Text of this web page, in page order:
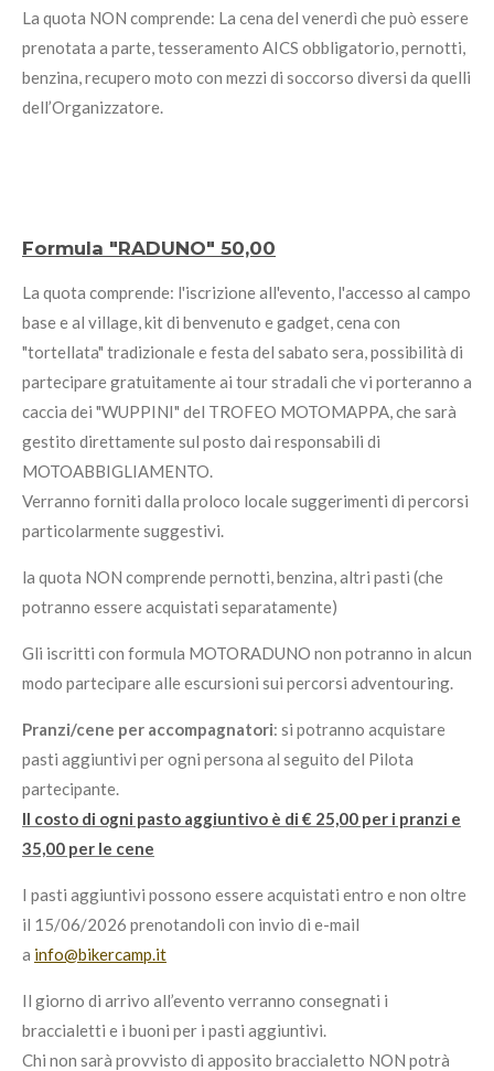
La quota NON comprende: La cena del venerdì che può essere
prenotata a parte, tesseramento AICS obbligatorio, pernotti,
benzina, recupero moto con mezzi di soccorso diversi da quelli
dell’Organizzatore.
Formula "RADUNO" 50,00
La quota comprende: l'iscrizione all'evento, l'accesso al campo
base e al village, kit di benvenuto e gadget, cena con
"tortellata" tradizionale e festa del sabato sera, possibilità di
partecipare gratuitamente ai tour stradali che vi porteranno a
caccia dei "WUPPINI" del TROFEO MOTOMAPPA, che sarà
gestito direttamente sul posto dai responsabili di
MOTOABBIGLIAMENTO.
Verranno forniti dalla proloco locale suggerimenti di percorsi
particolarmente suggestivi.
la quota NON comprende pernotti, benzina, altri pasti (che
potranno essere acquistati separatamente)
Gli iscritti con formula MOTORADUNO non potranno in alcun
modo partecipare alle escursioni sui percorsi adventouring.
Pranzi/cene per accompagnatori: si potranno acquistare
pasti aggiuntivi per ogni persona al seguito del Pilota
partecipante.
II costo di ogni pasto aggiuntivo è di € 25,00 per i pranzi e
35,00 per le cene
I pasti aggiuntivi possono essere acquistati entro e non oltre
il 15/06/2026 prenotandoli con invio di e-mail
a info@bikercamp.it
Il giorno di arrivo all’evento verranno consegnati i
braccialetti e i buoni per i pasti aggiuntivi.
Chi non sarà provvisto di apposito braccialetto NON potrà